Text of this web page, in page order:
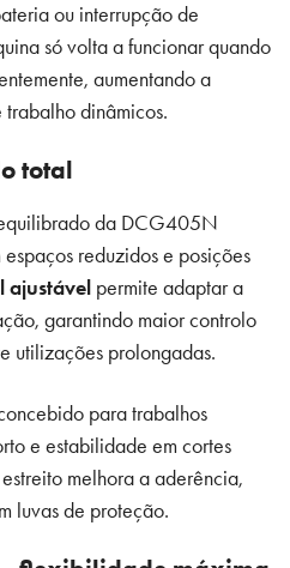
ou interrupção de
só volta a funcionar quando
aumentando a
trabalho dinâmicos.
total
da DCG405N
reduzidos e posições
ajustável permite adaptar a
garantindo maior controlo
utilizações prolongadas.
para trabalhos
e estabilidade em cortes
melhora a aderência,
luvas de proteção.